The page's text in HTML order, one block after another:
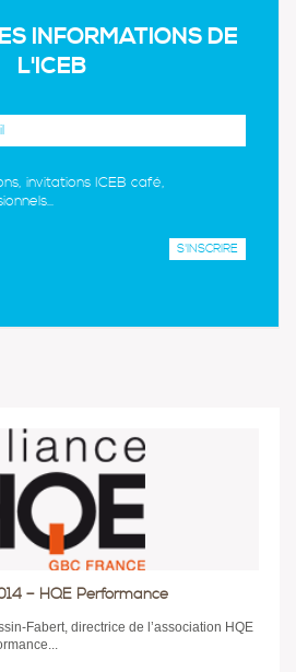
INFORMATIONS DE
L'ICEB
invitations ICEB café,
– HQE Performance
Fabert, directrice de l’association HQE